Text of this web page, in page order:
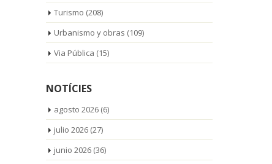
Turismo (208)
Urbanismo y obras (109)
Via Pública (15)
NOTÍCIES
agosto 2026(6)
julio 2026(27)
junio 2026(36)